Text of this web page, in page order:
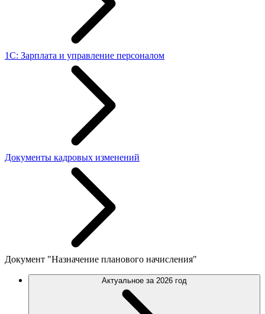
1С: Зарплата и управление персоналом
Документы кадровых изменений
Документ "Назначение планового начисления"
Актуальное за 2026 год